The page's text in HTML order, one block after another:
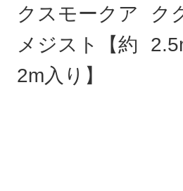
クスモークア
メジスト【約
2m入り】
ク